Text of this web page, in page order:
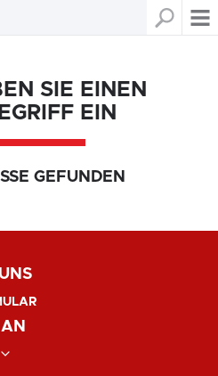
SIE EINEN
EIN
GEFUNDEN